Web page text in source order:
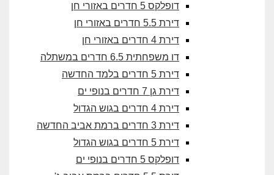
דופלקס 5 חדרים באזורי חן
דירת 5.5 חדרים באזורי חן
דירת 4 חדרים באזורי חן
דו משפחתית 6.5 חדרים במשתלה
דירת 5 חדרים בלמד החדשה
דירת גן 7 חדרים בנופי ים
דירת 4 חדרים בגוש הגדול
דירת 3 חדרים ברמת אביב החדשה
דירת 5 חדרים בגוש הגדול
דופלקס 5 חדרים בנופי ים